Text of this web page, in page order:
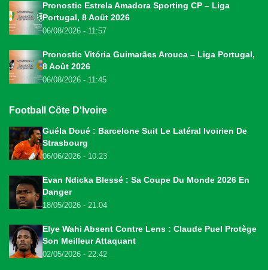
Pronostic Estrela Amadora Sporting CP – Liga
Portugal, 8 Août 2026
06/08/2026 - 11:57
Pronostic Vitória Guimarães Arouca – Liga Portugal,
8 Août 2026
06/08/2026 - 11:45
Football Côte D'Ivoire
Guéla Doué : Barcelone Suit Le Latéral Ivoirien De
Strasbourg
06/06/2026 - 10:23
Evan Ndicka Blessé : Sa Coupe Du Monde 2026 En
Danger
18/05/2026 - 21:04
Elye Wahi Absent Contre Lens : Claude Puel Protège
Son Meilleur Attaquant
02/05/2026 - 22:42